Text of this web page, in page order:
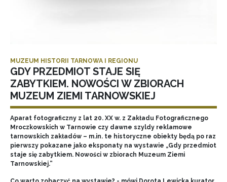
MUZEUM HISTORII TARNOWA I REGIONU
GDY PRZEDMIOT STAJE SIĘ
ZABYTKIEM. NOWOŚCI W ZBIORACH
MUZEUM ZIEMI TARNOWSKIEJ
Aparat fotograficzny z lat 20. XX w. z Zakładu Fotograficznego
Mroczkowskich w Tarnowie czy dawne szyldy reklamowe
tarnowskich zakładów – m.in. te historyczne obiekty będą po raz
pierwszy pokazane jako eksponaty na wystawie „Gdy przedmiot
staje się zabytkiem. Nowości w zbiorach Muzeum Ziemi
Tarnowskiej.”